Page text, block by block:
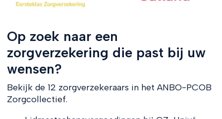
Op zoek naar een
zorgverzekering die past bij uw
wensen?
Bekijk de 12 zorgverzekeraars in het ANBO-PCOB
Zorgcollectief.